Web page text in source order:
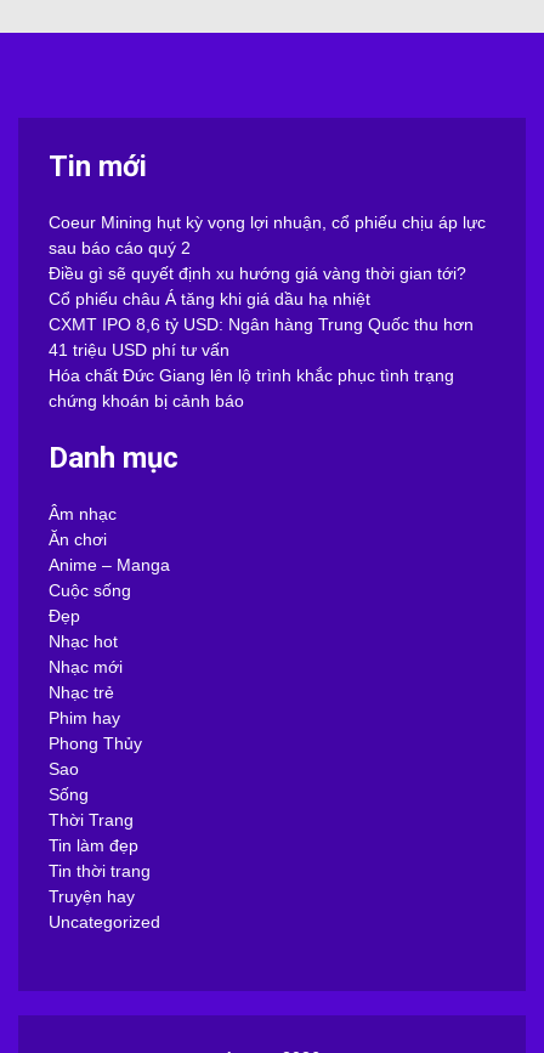
Tin mới
Coeur Mining hụt kỳ vọng lợi nhuận, cổ phiếu chịu áp lực
sau báo cáo quý 2
Điều gì sẽ quyết định xu hướng giá vàng thời gian tới?
Cổ phiếu châu Á tăng khi giá dầu hạ nhiệt
CXMT IPO 8,6 tỷ USD: Ngân hàng Trung Quốc thu hơn
41 triệu USD phí tư vấn
Hóa chất Đức Giang lên lộ trình khắc phục tình trạng
chứng khoán bị cảnh báo
Danh mục
Âm nhạc
Ăn chơi
Anime – Manga
Cuộc sống
Đẹp
Nhạc hot
Nhạc mới
Nhạc trẻ
Phim hay
Phong Thủy
Sao
Sống
Thời Trang
Tin làm đẹp
Tin thời trang
Truyện hay
Uncategorized